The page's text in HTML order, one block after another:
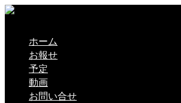
ホーム
お報せ
予定
動画
お問い合せ